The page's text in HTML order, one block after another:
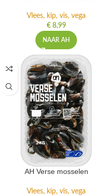
Vlees, kip, vis, vega
€8,99
NAAR AH
AH Verse mosselen
Vlees, kip, vis, vega